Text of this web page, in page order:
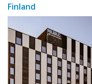
Finland